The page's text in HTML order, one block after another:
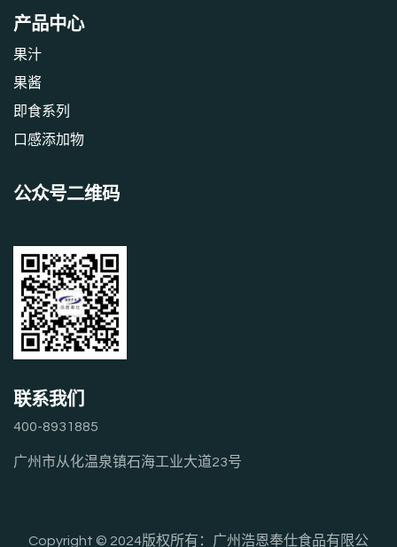
产品中心
果汁
果酱
即食系列
口感添加物
公众号二维码
联系我们
400-8931885
广州市从化温泉镇石海工业大道23号
Copyright © 2024版权所有：广州浩恩奉仕食品有限公